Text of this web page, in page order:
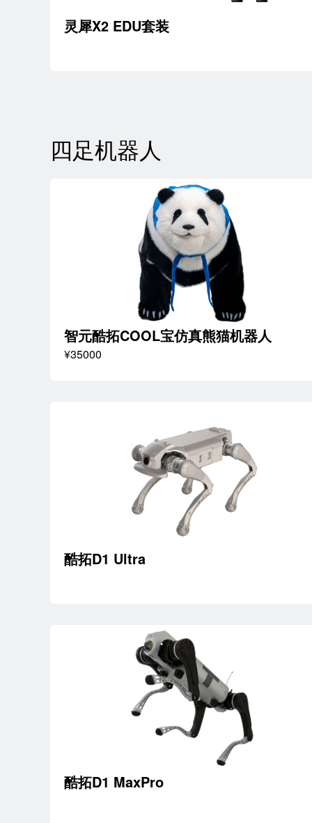
灵犀X2 EDU套装
四足机器人
智元酷拓COOL宝仿真熊猫机器人
¥35000
酷拓D1 Ultra
酷拓D1 MaxPro